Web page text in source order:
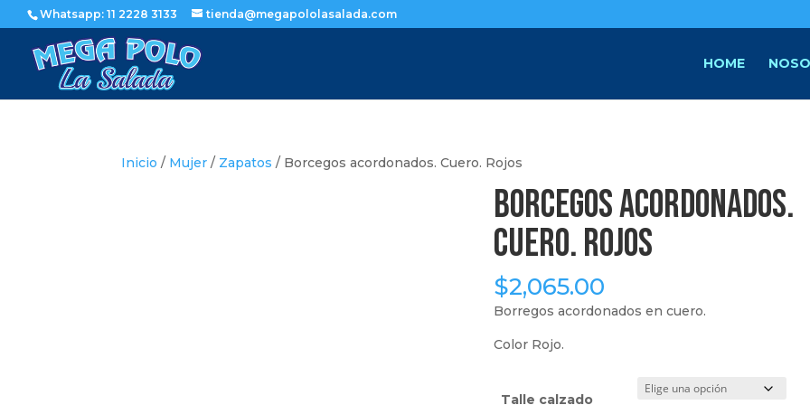
Whatsapp: 11 2228 3133 tienda@megapololasalada.com
HOME
Inicio / Mujer / Zapatos / Borcegos acordonados. Cuero. Rojos
Borcegos acordonados.
Cuero. Rojos
$2,065.00
Borregos acordonados en cuero.
Color Rojo.
Talle calzado